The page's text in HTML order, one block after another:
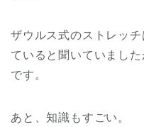
ザウルス式のストレッ
ていると聞いていまし
です。
あと、知識もすごい。